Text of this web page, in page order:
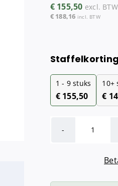
€155,50 excl. BTW
€188,16 incl. BTW
Staffelkorting
1 - 9stuks
€155,50
10+
€
Wings
400